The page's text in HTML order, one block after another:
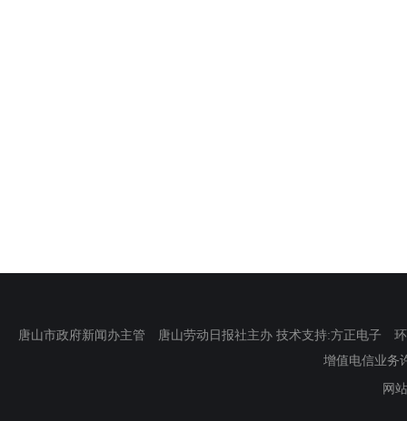
唐山市政府新闻办主管 唐山劳动日报社主办 技术支持:方正电子
增值电信业务
网